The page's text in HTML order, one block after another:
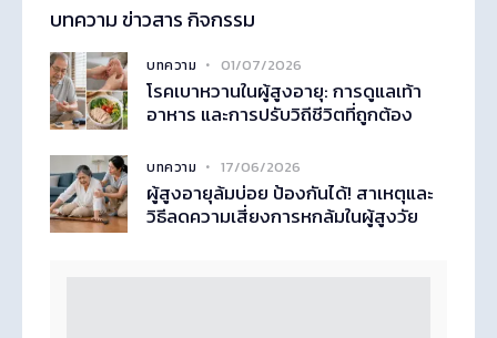
บทความ ข่าวสาร กิจกรรม
บทความ 01/07/2026
โรคเบาหวานในผู้สูงอายุ: การดูแลเท้า
อาหาร และการปรับวิถีชีวิตที่ถูกต้อง
บทความ 17/06/2026
ผู้สูงอายุล้มบ่อย ป้องกันได้! สาเหตุและ
วิธีลดความเสี่ยงการหกล้มในผู้สูงวัย